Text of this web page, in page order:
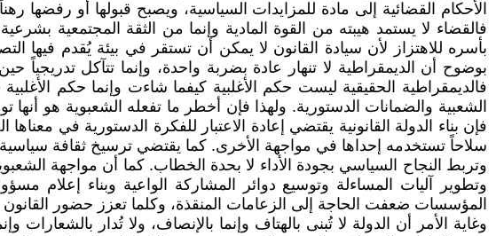
الأحكام القضائية إلى مادة للمزايدات السياسية، ويصبح قبولها أو رفضها
فالقضاء لا يستمد هيبته من القوة المادية وإنما من الثقة المجتمعية
بأسره للاهتزاز لأن سيادة القانون لا يمكن أن تستقر في بيئة يُقدم فيها
بوضوح أن الديمقراطية لا تنهار عادة بضربة واحدة، وإنما تتآكل
فالديمقراطية الحقيقية ليست حكم الأغلبية كيفما شاءت وإنما حكم
الشعبية والضمانات الدستورية. ولهذا فإن أخطر ما تفعله الشعبوية هو
فإن بناء الدولة القانونية يقتضي إعادة الاعتبار للفكرة الدستورية في
سلاحاً تستخدمه إحداها في مواجهة الأخرى. كما يقتضي ترسيخ ثقافة سياسية
وتربط النجاح السياسي بجودة الأداء لا بحدة الخطاب. كما أن مواجهة
وتطوير آليات المساءلة وتوسيع دوائر المشاركة الواعية وبناء إعلام
المؤسسات ضعفت الحاجة إلى الزعامات المنقذة، وكلما تعزز حضور
وغاية الأمر أن الدولة لا تُبنى بالهتاف وإنما بالإنصاف، ولا تُدار